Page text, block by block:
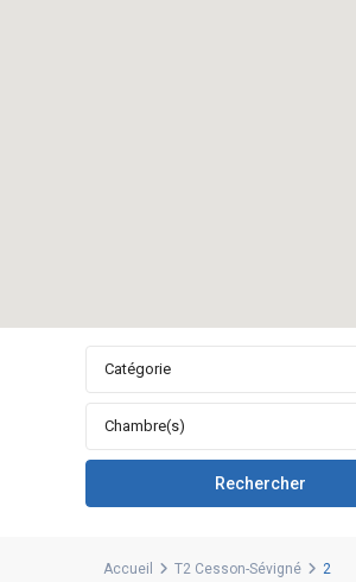
Catégorie
Chambre(s)
Accueil T2 Cesson-Sévigné 2